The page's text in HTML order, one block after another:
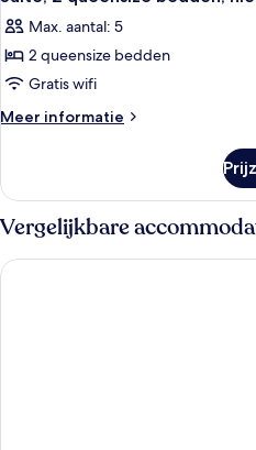
laden
toegankelijk
voor
mindervaliden,
roken
foto's
voor
Suite,
2
queensize
roken
(Upgrade)
laden
Max. aantal: 5
2 queensize bedden
Gratis wifi
Meer informatie
Meer
2
queensize
bedden,
roken
Vergelijkbare
Best Western Plus Atlantic Beach